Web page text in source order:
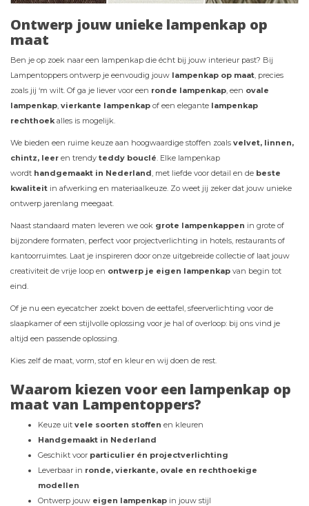
Ontwerp jouw unieke lampenkap op
maat
Ben je op zoek naar een lampenkap die écht bij jouw interieur past? Bij
Lampentoppers ontwerp je eenvoudig jouw lampenkap op maat , precies
zoals jij ‘m wilt. Of ga je liever voor een ronde lampenkap , een ovale
lampenkap vierkante lampenkap of een elegante lampenkap
rechthoek alles is mogelijk.
We bieden een ruime keuze aan hoogwaardige stoffen zoals velvet, linnen,
chintz, leer en trendy teddy bouclé . Elke lampenkap
wordt handgemaakt in Nederland , met liefde voor detail en de beste
kwaliteit in afwerking en materiaalkeuze. Zo weet jij zeker dat jouw unieke
ontwerp jarenlang meegaat.
Naast standaard maten leveren we ook grote lampenkappen in grote of
bijzondere formaten, perfect voor projectverlichting in hotels, restaurants of
kantoorruimtes. Laat je inspireren door onze uitgebreide collectie of laat jouw
creativiteit de vrije loop en ontwerp je eigen lampenkap van begin tot
eind.
Of je nu een eyecatcher zoekt boven de eettafel, sfeerverlichting voor de
slaapkamer of een stijlvolle oplossing voor je hal of overloop: bij ons vind je
altijd een passende oplossing.
Kies zelf de maat, vorm, stof en kleur en wij doen de rest.
Waarom kiezen voor een lampenkap op
maat van Lampentoppers?
Keuze uit vele soorten stoffen en kleuren
Handgemaakt in Nederland
Geschikt voor particulier én projectverlichting
Leverbaar in ronde, vierkante, ovale en rechthoekige
modellen
Ontwerp jouw eigen lampenkap in jouw stijl